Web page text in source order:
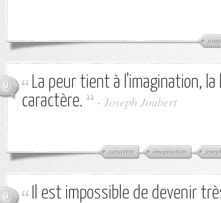
0
La peur tient à l'imagination, la
caractère.
- Joseph Joubert
caractère imagination
0
Il est impossible de devenir